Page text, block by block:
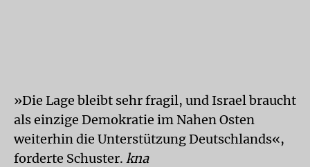
»Die Lage bleibt sehr fragil, und Israel braucht
als einzige Demokratie im Nahen Osten
weiterhin die Unterstützung Deutschlands«,
forderte Schuster. kna